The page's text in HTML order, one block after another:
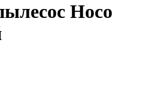
Hoco